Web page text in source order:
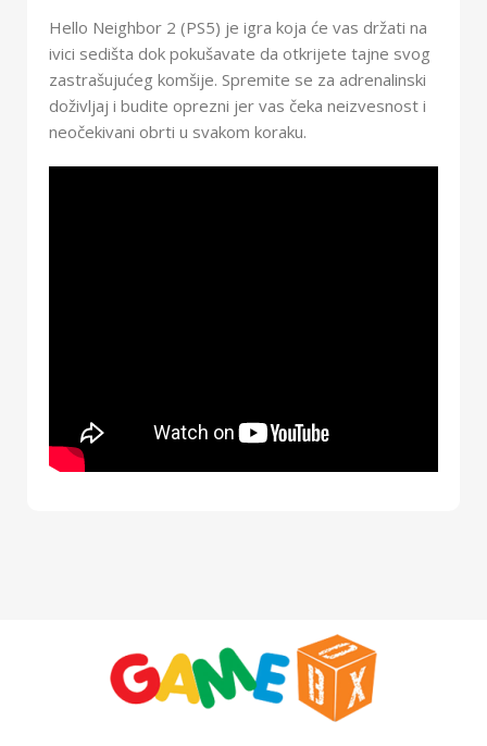
Hello Neighbor 2 (PS5) je igra koja će vas držati na
ivici sedišta dok pokušavate da otkrijete tajne svog
zastrašujućeg komšije. Spremite se za adrenalinski
doživljaj i budite oprezni jer vas čeka neizvesnost i
neočekivani obrti u svakom koraku.